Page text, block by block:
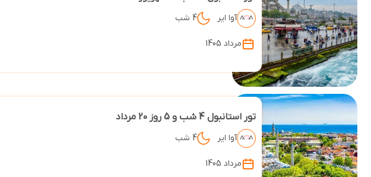
آوا ایر 4 شب
مرداد 1405
تور استانبول 4 شب و 5 روز 20 مرداد
آوا ایر 4 شب
مرداد 1405